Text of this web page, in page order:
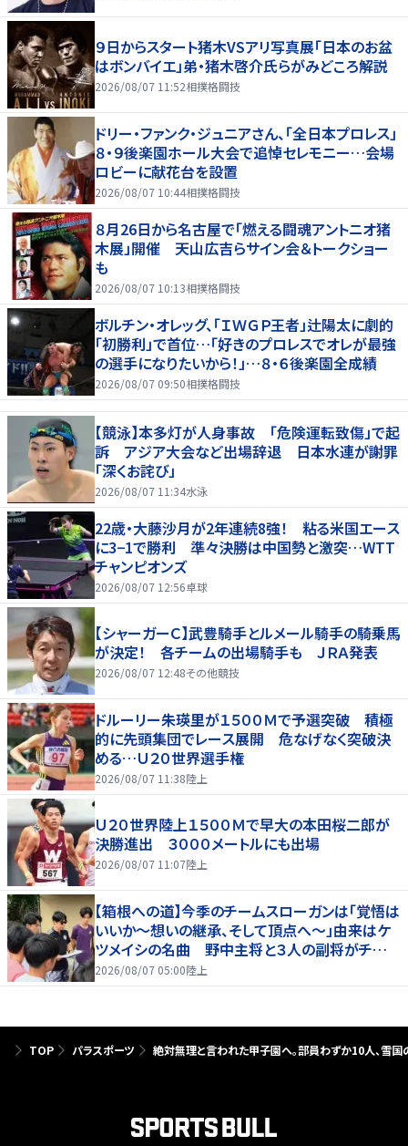
９日からスタート猪木VSアリ写真展「日本のお盆
はボンバイエ」弟・猪木啓介氏らがみどころ解説
2026/08/07 11:52相撲格闘技
ドリー・ファンク・ジュニアさん、「全日本プロレス」
８・９後楽園ホール大会で追悼セレモニー…会場
ロビーに献花台を設置
2026/08/07 10:44相撲格闘技
８月26日から名古屋で「燃える闘魂アントニオ猪
木展」開催 天山広吉らサイン会＆トークショー
も
2026/08/07 10:13相撲格闘技
ボルチン・オレッグ、「ＩＷＧＰ王者」辻陽太に劇的
「初勝利」で首位…「好きのプロレスでオレが最強
の選手になりたいから！」…８・６後楽園全成績
2026/08/07 09:50相撲格闘技
【競泳】本多灯が人身事故 「危険運転致傷」で起
訴 アジア大会など出場辞退 日本水連が謝罪
「深くお詫び」
2026/08/07 11:34水泳
22歳・大藤沙月が2年連続8強！ 粘る米国エース
に3−1で勝利 準々決勝は中国勢と激突…WTT
チャンピオンズ
2026/08/07 12:56卓球
【シャーガーＣ】武豊騎手とルメール騎手の騎乗馬
が決定！ 各チームの出場騎手も ＪＲＡ発表
2026/08/07 12:48その他競技
ドルーリー朱瑛里が１５００Ｍで予選突破 積極
的に先頭集団でレース展開 危なげなく突破決
める…Ｕ２０世界選手権
2026/08/07 11:38陸上
Ｕ２０世界陸上１５００Ｍで早大の本田桜二郎が
決勝進出 ３０００メートルにも出場
2026/08/07 11:07陸上
【箱根への道】今季のチームスローガンは「覚悟は
いいか～想いの継承、そして頂点へ～」由来はケ
ツメイシの名曲 野中主将と３人の副将がチーム
を引っ張る…夏合宿特集第１弾、国学院大
2026/08/07 05:00陸上
TOP パラスポーツ 絶対無理と言われた甲子園へ。部員わずか10人、雪